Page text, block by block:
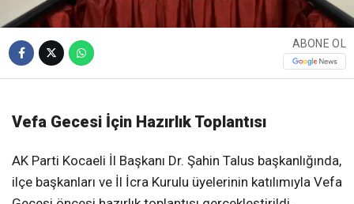
ABONE OL
Vefa Gecesi İçin Hazırlık Toplantısı
AK Parti Kocaeli İl Başkanı Dr. Şahin Talus başkanlığında,
ilçe başkanları ve İl İcra Kurulu üyelerinin katılımıyla Vefa